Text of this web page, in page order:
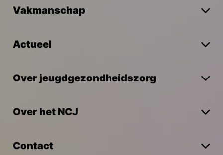
Vakmanschap
Actueel
Over jeugdgezondheidszorg
Over het NCJ
Contact